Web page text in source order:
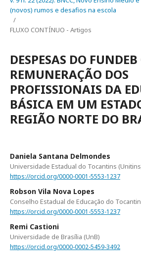
(novos) rumos e desafios na escola
/
FLUXO CONTÍNUO - Artigos
DESPESAS DO
REMUNERAÇÃO DOS
PROFISSIONAIS DA
BÁSICA EM UM
REGIÃO NORTE DO
Daniela Santana Delmondes
Universidade Estadual do Tocantins
https://orcid.org/0000-0001-5553-1237
Robson Vila Nova Lopes
Conselho Estadual de Educação do
https://orcid.org/0000-0001-5553-1237
Remi Castioni
Universidade de Brasília (UnB)
https://orcid.org/0000-0002-5459-3492